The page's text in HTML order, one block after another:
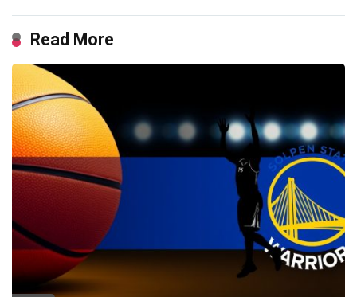
Read More